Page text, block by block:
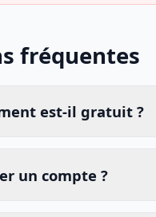
fréquentes
est-il gratuit ?
un compte ?